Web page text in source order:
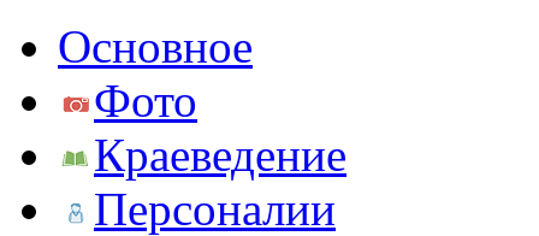
Основное
Фото
Краеведение
Персоналии